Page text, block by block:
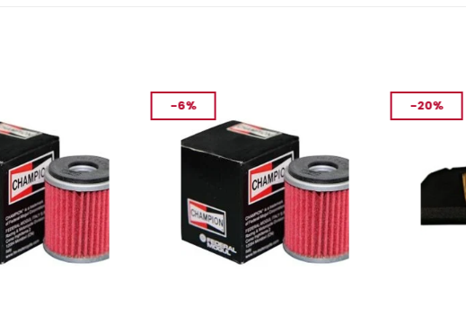
-6% -20%